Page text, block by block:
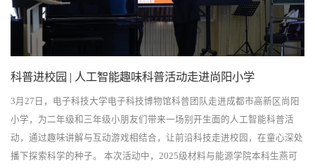
科普进校园 | 人工智能趣味科普活动走进尚阳小学
3月27日，电子科技大学电子科技博物馆科普团队走进成都市高新区尚阳
小学，为二年级和三年级小朋友们带来一场别开生面的人工智能科普活
动，通过趣味讲解与互动游戏相结合，让前沿科技走进校园，在童心深处
播下探索科学的种子。 本次活动中，2025级材料与能源学院本科生燕可